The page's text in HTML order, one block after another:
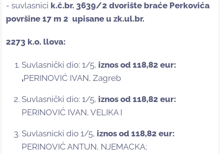
- suvlasnici k.č.br. 3639/2 dvorište braće Perkovića
površine 17 m 2 upisane u zk.ul.br.
2273 k.o. llova:
Suvlasnički dio: 1/5, iznos od 118,82 eur:
,PERINOVIĆ IVAN, Zagreb
Suvlasnički dio: 1/5, iznos od 118,82 eur:
PERINOVIĆ IVAN, VELIKA I
Suvlasnicki dio 1/5, iznos od 118,82 eur:
PERINOVIĆ ANTUN, NJEMACKA;